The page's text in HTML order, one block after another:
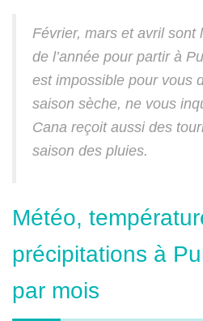
Février, mars et avril sont
de l’année pour partir à
est impossible pour vous
saison sèche, ne vous
Cana reçoit aussi des
saison des pluies.
Météo,
précipitations à
par mois